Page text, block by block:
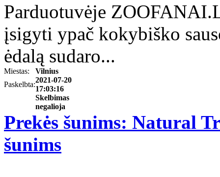
Parduotuvėje
įsigyti ypač kokybiško
ėdalą sudaro...
Miestas:
Vilnius
Paskelbta:
2021-07-20
17:03:16
Skelbimas
negalioja
Prekės šunims: Natural
šunims